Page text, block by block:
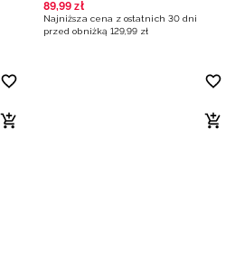
89,99 zł
Najniższa cena z ostatnich 30 dni
przed obniżką 129,99 zł